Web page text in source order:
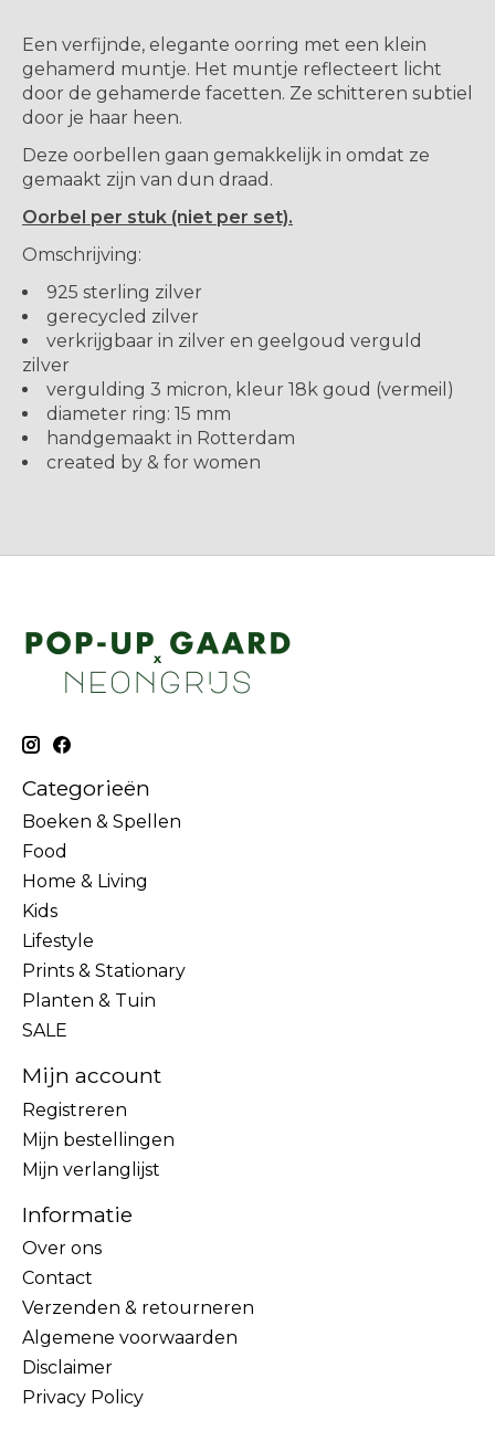
Een verfijnde, elegante oorring met een klein
gehamerd muntje. Het muntje reflecteert licht
door de gehamerde facetten. Ze schitteren subtiel
door je haar heen.
Deze oorbellen gaan gemakkelijk in omdat ze
gemaakt zijn van dun draad.
Oorbel per stuk (niet per set).
Omschrijving:
925 sterling zilver
gerecycled zilver
verkrijgbaar in zilver en geelgoud verguld
zilver
vergulding 3 micron, kleur 18k goud (vermeil)
diameter ring: 15 mm
handgemaakt in Rotterdam
created by & for women
Categorieën
Boeken & Spellen
Food
Home & Living
Kids
Lifestyle
Prints & Stationary
Planten & Tuin
SALE
Mijn account
Registreren
Mijn bestellingen
Mijn verlanglijst
Informatie
Over ons
Contact
Verzenden & retourneren
Algemene voorwaarden
Disclaimer
Privacy Policy